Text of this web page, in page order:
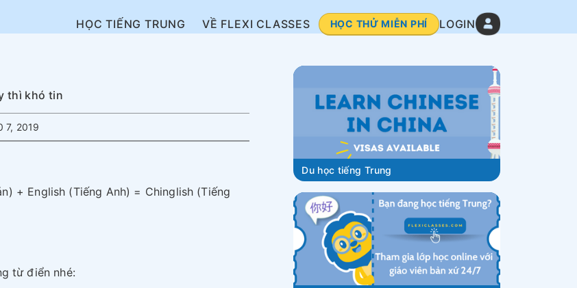
HỌC TIẾNG TRUNG VỀ FLEXI CLASSES HỌC THỬ MIỄN PHÍ LOGIN
thì khó tin
7, 2019
+ English (Tiếng Anh) = Chinglish (Tiếng
từ điển nhé:
Du học tiếng Trung